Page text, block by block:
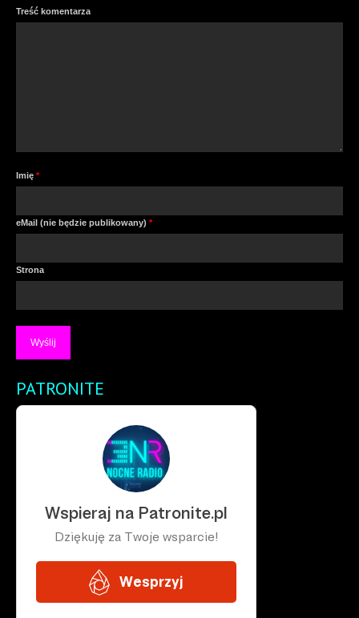
Treść komentarza
Imię *
eMail (nie będzie publikowany) *
Strona
PATRONITE